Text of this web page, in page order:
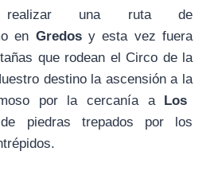
realizar una ruta de
en Gredosy esta vez fuera
que rodean el Circo de la
destino la ascensión a la
por la cercanía a Los
piedras trepados por los